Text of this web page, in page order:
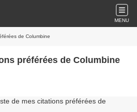
MENU
de Columbine
préférées de Columbine